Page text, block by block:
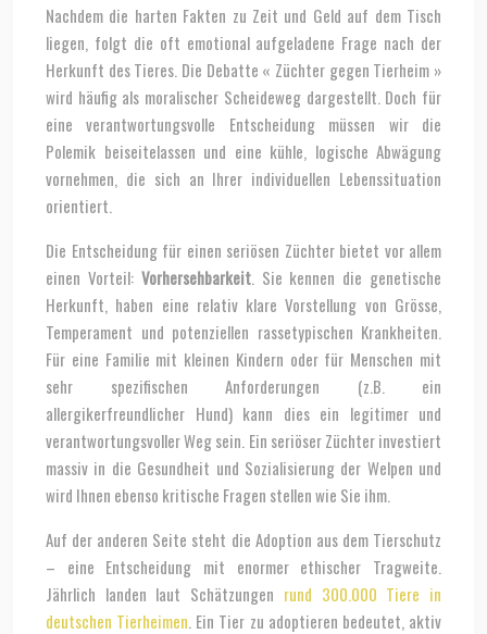
Nachdem die harten Fakten zu Zeit und Geld auf dem Tisch
liegen, folgt die oft emotional aufgeladene Frage nach der
Herkunft des Tieres. Die Debatte « Züchter gegen Tierheim »
wird häufig als moralischer Scheideweg dargestellt. Doch für
eine verantwortungsvolle Entscheidung müssen wir die
Polemik beiseitelassen und eine kühle, logische Abwägung
vornehmen, die sich an Ihrer individuellen Lebenssituation
orientiert.
Die Entscheidung für einen seriösen Züchter bietet vor allem
einen Vorteil: Vorhersehbarkeit. Sie kennen die genetische
Herkunft, haben eine relativ klare Vorstellung von Grösse,
Temperament und potenziellen rassetypischen Krankheiten.
Für eine Familie mit kleinen Kindern oder für Menschen mit
sehr spezifischen Anforderungen (z.B. ein
allergikerfreundlicher Hund) kann dies ein legitimer und
verantwortungsvoller Weg sein. Ein seriöser Züchter investiert
massiv in die Gesundheit und Sozialisierung der Welpen und
wird Ihnen ebenso kritische Fragen stellen wie Sie ihm.
Auf der anderen Seite steht die Adoption aus dem Tierschutz
– eine Entscheidung mit enormer ethischer Tragweite.
Jährlich landen laut Schätzungen rund 300.000 Tiere in
deutschen Tierheimen . Ein Tier zu adoptieren bedeutet, aktiv